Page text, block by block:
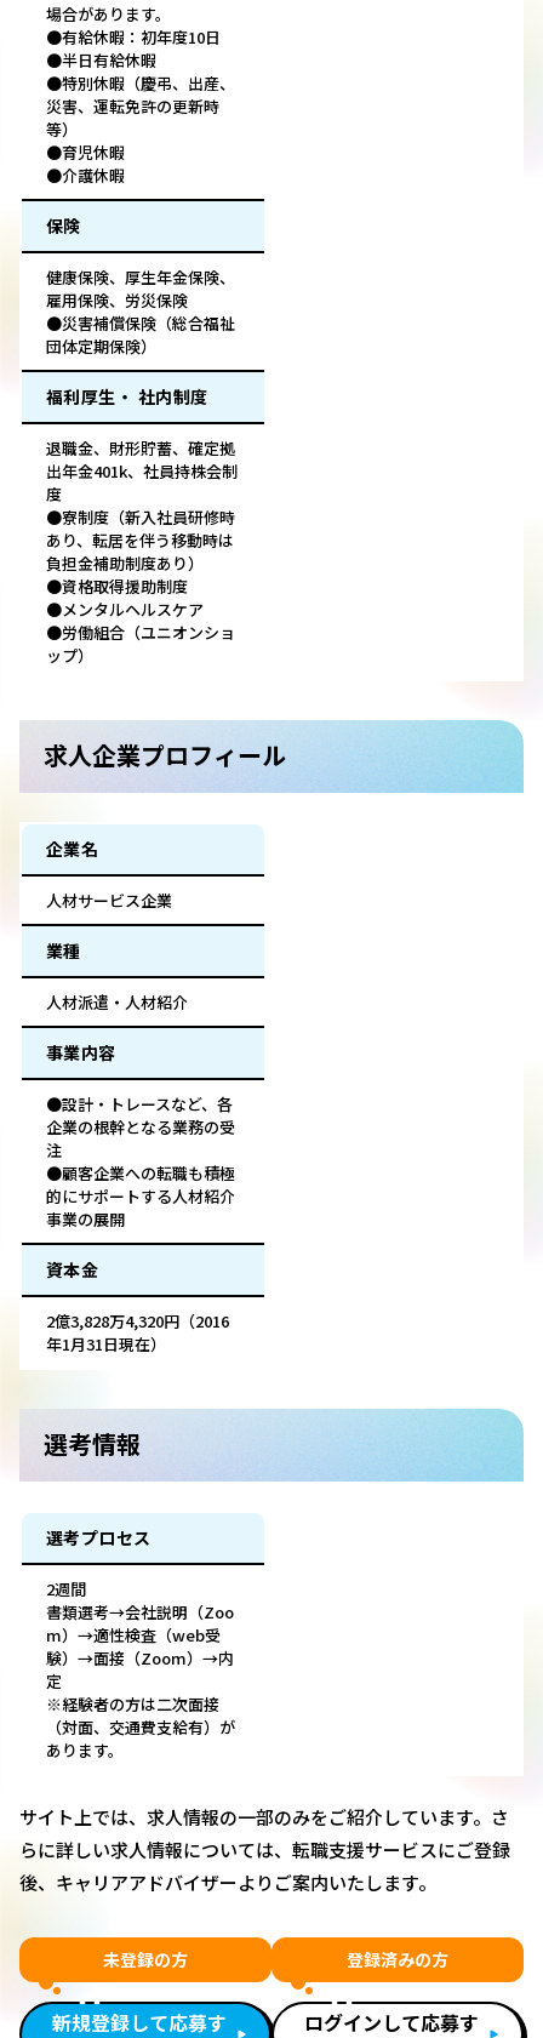
場合があります。
●有給休暇：初年度10日
●半日有給休暇
●特別休暇（慶弔、出産、
災害、運転免許の更新時
等）
●育児休暇
●介護休暇
保険
健康保険、厚生年金保険、
雇用保険、労災保険
●災害補償保険（総合福祉
団体定期保険）
福利厚生・ 社内制度
退職金、財形貯蓄、確定拠
出年金401k、社員持株会制
度
●寮制度（新入社員研修時
あり、転居を伴う移動時は
負担金補助制度あり）
●資格取得援助制度
●メンタルヘルスケア
●労働組合（ユニオンショ
ップ）
求人企業プロフィール
企業名
人材サービス企業
業種
人材派遣・人材紹介
事業内容
●設計・トレースなど、各
企業の根幹となる業務の受
注
●顧客企業への転職も積極
的にサポートする人材紹介
事業の展開
資本金
2億3,828万4,320円（2016
年1月31日現在）
選考情報
選考プロセス
2週間
書類選考→会社説明（Zoo
m）→適性検査（web受
験）→面接（Zoom）→内
定
※経験者の方は二次面接
（対面、交通費支給有）が
あります。
サイト上では、求人情報の一部のみをご紹介しています。さ
らに詳しい求人情報については、転職支援サービスにご登録
後、キャリアアドバイザーよりご案内いたします。
未登録の方
新規登録して応募す
登録済みの方
ログインして応募す